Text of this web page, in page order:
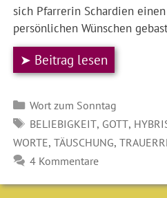
sich Pfarrerin Schardien
persönlichen Wünschen
➤ Beitrag lesen
Kategorien
Wort zum Sonntag
SCHLAGWÖRTER
BELIEBIGKEIT, GOTT,
WORTE,TÄUSCHUNG,
4 Kommentare